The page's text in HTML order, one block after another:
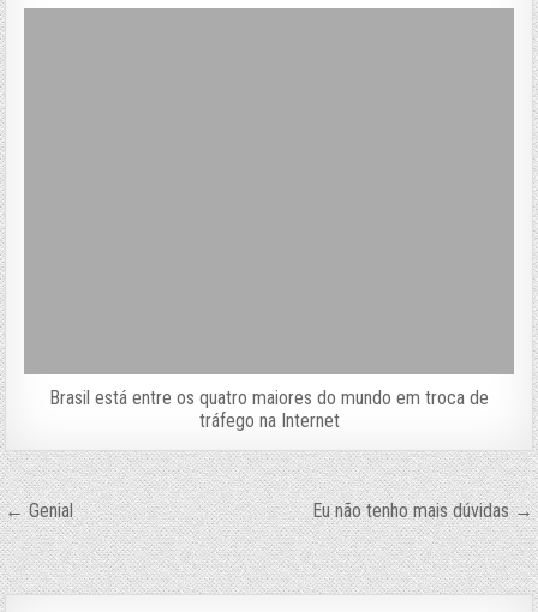
Brasil está entre os quatro maiores do mundo em troca de
tráfego na Internet
Navegação
de
Post
← Genial Eu não tenho mais dúvidas →